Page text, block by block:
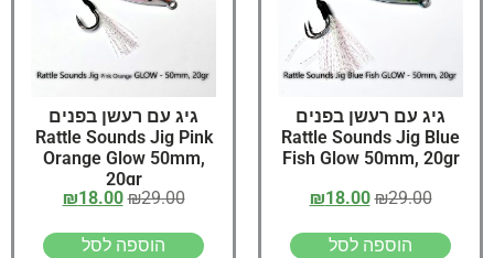
גיג עם רעשן בפנים
Rattle Sounds Jig Blue
Fish Glow 50mm, 20gr
₪29.00
₪18.00
הוספה לסל
גיג עם רעשן בפנים
Rattle Sounds Jig Pink
Orange Glow 50mm,
20gr
₪29.00
₪18.00
הוספה לסל